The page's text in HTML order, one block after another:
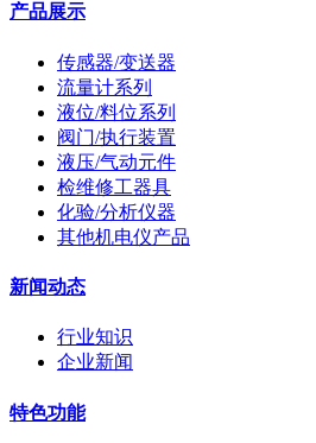
产品展示
传感器/变送器
流量计系列
液位/料位系列
阀门/执行装置
液压/气动元件
检维修工器具
化验/分析仪器
其他机电仪产品
新闻动态
行业知识
企业新闻
特色功能